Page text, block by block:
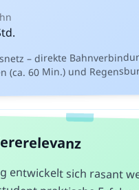
– direkte
(ca. 60 Min.) und
entwickelt sich rasant
praktische
und Kampagnen
Vorteil gegenüber rein
Absolventen. Du
Portfolio an
auf, das du bei
kannst. Zudem
Teams häufig wertvolle